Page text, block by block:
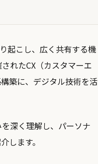
起こし、広く共有する機
れたCX（カスタマーエ
築に、デジタル技術を活
深く理解し、パーソナ
します。